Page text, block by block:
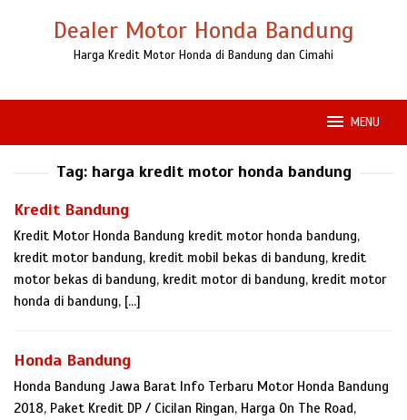
Dealer Motor Honda Bandung
Harga Kredit Motor Honda di Bandung dan Cimahi
MENU
Tag: harga kredit motor honda bandung
Kredit Bandung
Kredit Motor Honda Bandung kredit motor honda bandung,
kredit motor bandung, kredit mobil bekas di bandung, kredit
motor bekas di bandung, kredit motor di bandung, kredit motor
honda di bandung, […]
Honda Bandung
Honda Bandung Jawa Barat Info Terbaru Motor Honda Bandung
2018, Paket Kredit DP / Cicilan Ringan, Harga On The Road,